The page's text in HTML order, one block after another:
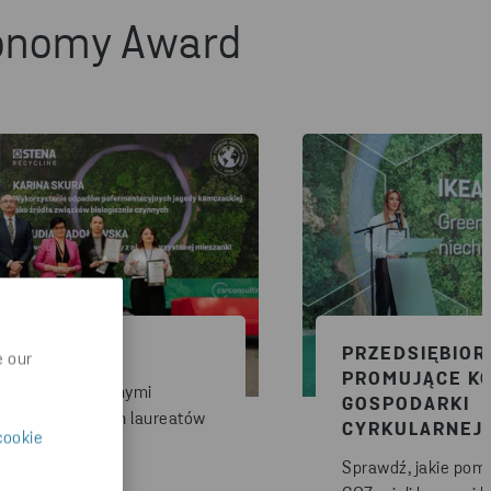
our
Award
się z cyrkularnymi
poprzednich laureatów
PROMUJĄCE
GOSPODARKI
CYRKULARNEJ
Sprawdź, jakie